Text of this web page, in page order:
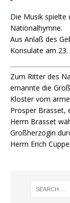
Die Musik spielte
Nationalhymne.
Aus Anlaß des
Konsulate am 23.
Zum Ritter des
ernannte die
Kloster vom
Prosper Brasset,
Herrn Brasset
Großherzogin
Herrn Erich